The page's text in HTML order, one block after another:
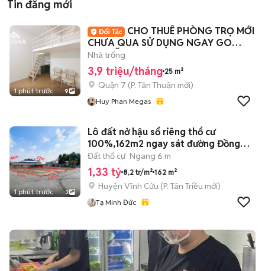
Tin đăng mới
1 phút trước 9
CHO THUÊ PHÒNG TRỌ MỚI
CHƯA QUA SỬ DỤNG NGAY GO
NGUYỄN THỊ THẬP Q7
Nhà trống
3,9 triệu/tháng 25 m²
Quận 7 (P. Tân Thuận mới)
Huy Phan Megas
1 phút trước 3
Lô đất nở hậu sổ riêng thổ cư
100%,162m2 ngay sát đường Đồng
Khởi
Đất thổ cư Ngang 6 m
1,33 tỷ 8,2 tr/m² 162 m²
Huyện Vĩnh Cửu (P. Tân Triều mới)
Tạ Minh Đức